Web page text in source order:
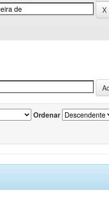
Ordenar